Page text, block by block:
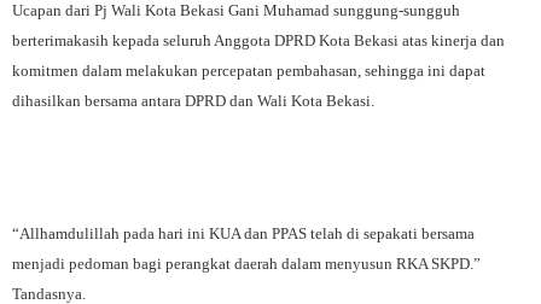
Ucapan dari Pj Wali Kota Bekasi Gani Muhamad sunggung-sungguh
berterimakasih kepada seluruh Anggota DPRD Kota Bekasi atas kinerja dan
komitmen dalam melakukan percepatan pembahasan, sehingga ini dapat
dihasilkan bersama antara DPRD dan Wali Kota Bekasi.
“Allhamdulillah pada hari ini KUA dan PPAS telah di sepakati bersama
menjadi pedoman bagi perangkat daerah dalam menyusun RKA SKPD.”
Tandasnya.